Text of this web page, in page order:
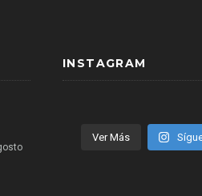
INSTAGRAM
Ver Más